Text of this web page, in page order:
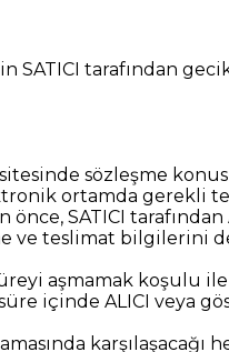
SATICI tarafından
sözleşme
ortamda gerekli
SATICI
ve teslimat bilgilerini
aşmamak koşulu
içinde ALICI veya